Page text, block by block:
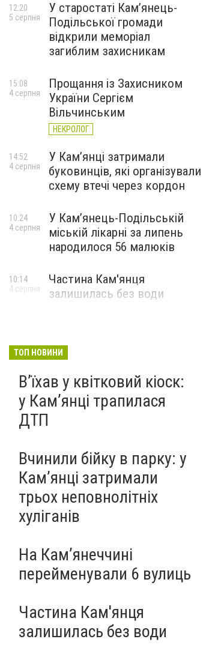
У старостаті Кам’янець-
Подільської громади
відкрили меморіал
загиблим захисникам
12:20
5 серпня
Прощання із Захисником
України Сергієм
Вільчинським
НЕКРОЛОГ
15:08
4 серпня
У Кам’янці затримали
буковинців, які організували
схему втечі через кордон
14:52
4 серпня
У Кам’янець-Подільській
міській лікарні за липень
народилося 56 малюків
10:24
4 серпня
Частина Кам'янця
залишилась без води
10:14
4 серпня
ТОП НОВИНИ
Вʼїхав у квітковий кіоск:
у Камʼянці трапилася
ДТП
Вчинили бійку в парку: у
Кам’янці затримали
трьох неповнолітніх
хуліганів
На Камʼянеччині
перейменували 6 вулиць
Частина Кам'янця
залишилась без води